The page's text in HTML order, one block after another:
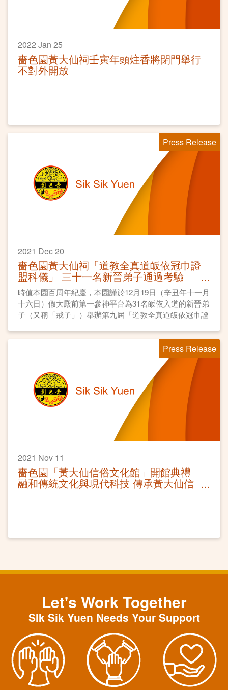
2022 Jan 25
嗇色園黃大仙祠壬寅年頭炷香將閉門舉行
不對外開放
Press Release
2021 Dec 20
嗇色園黃大仙祠「道教全真道皈依冠巾證
盟科儀」 三十一名新晉弟子通過考驗
正式成為普宜壇弟子
時值本園百周年紀慶，本園謹於12月19日（辛丑年十一月
十六日）假大殿前第一參神平台為31名皈依入道的新晉弟
子（又稱「戒子」）舉辦第九屆「道教全真道皈依冠巾證
Press Release
2021 Nov 11
嗇色園「黃大仙信俗文化館」開館典禮
融和傳統文化與現代科技 傳承黃大仙信
Let's Work Together
SIk Sik Yuen Needs Your Support